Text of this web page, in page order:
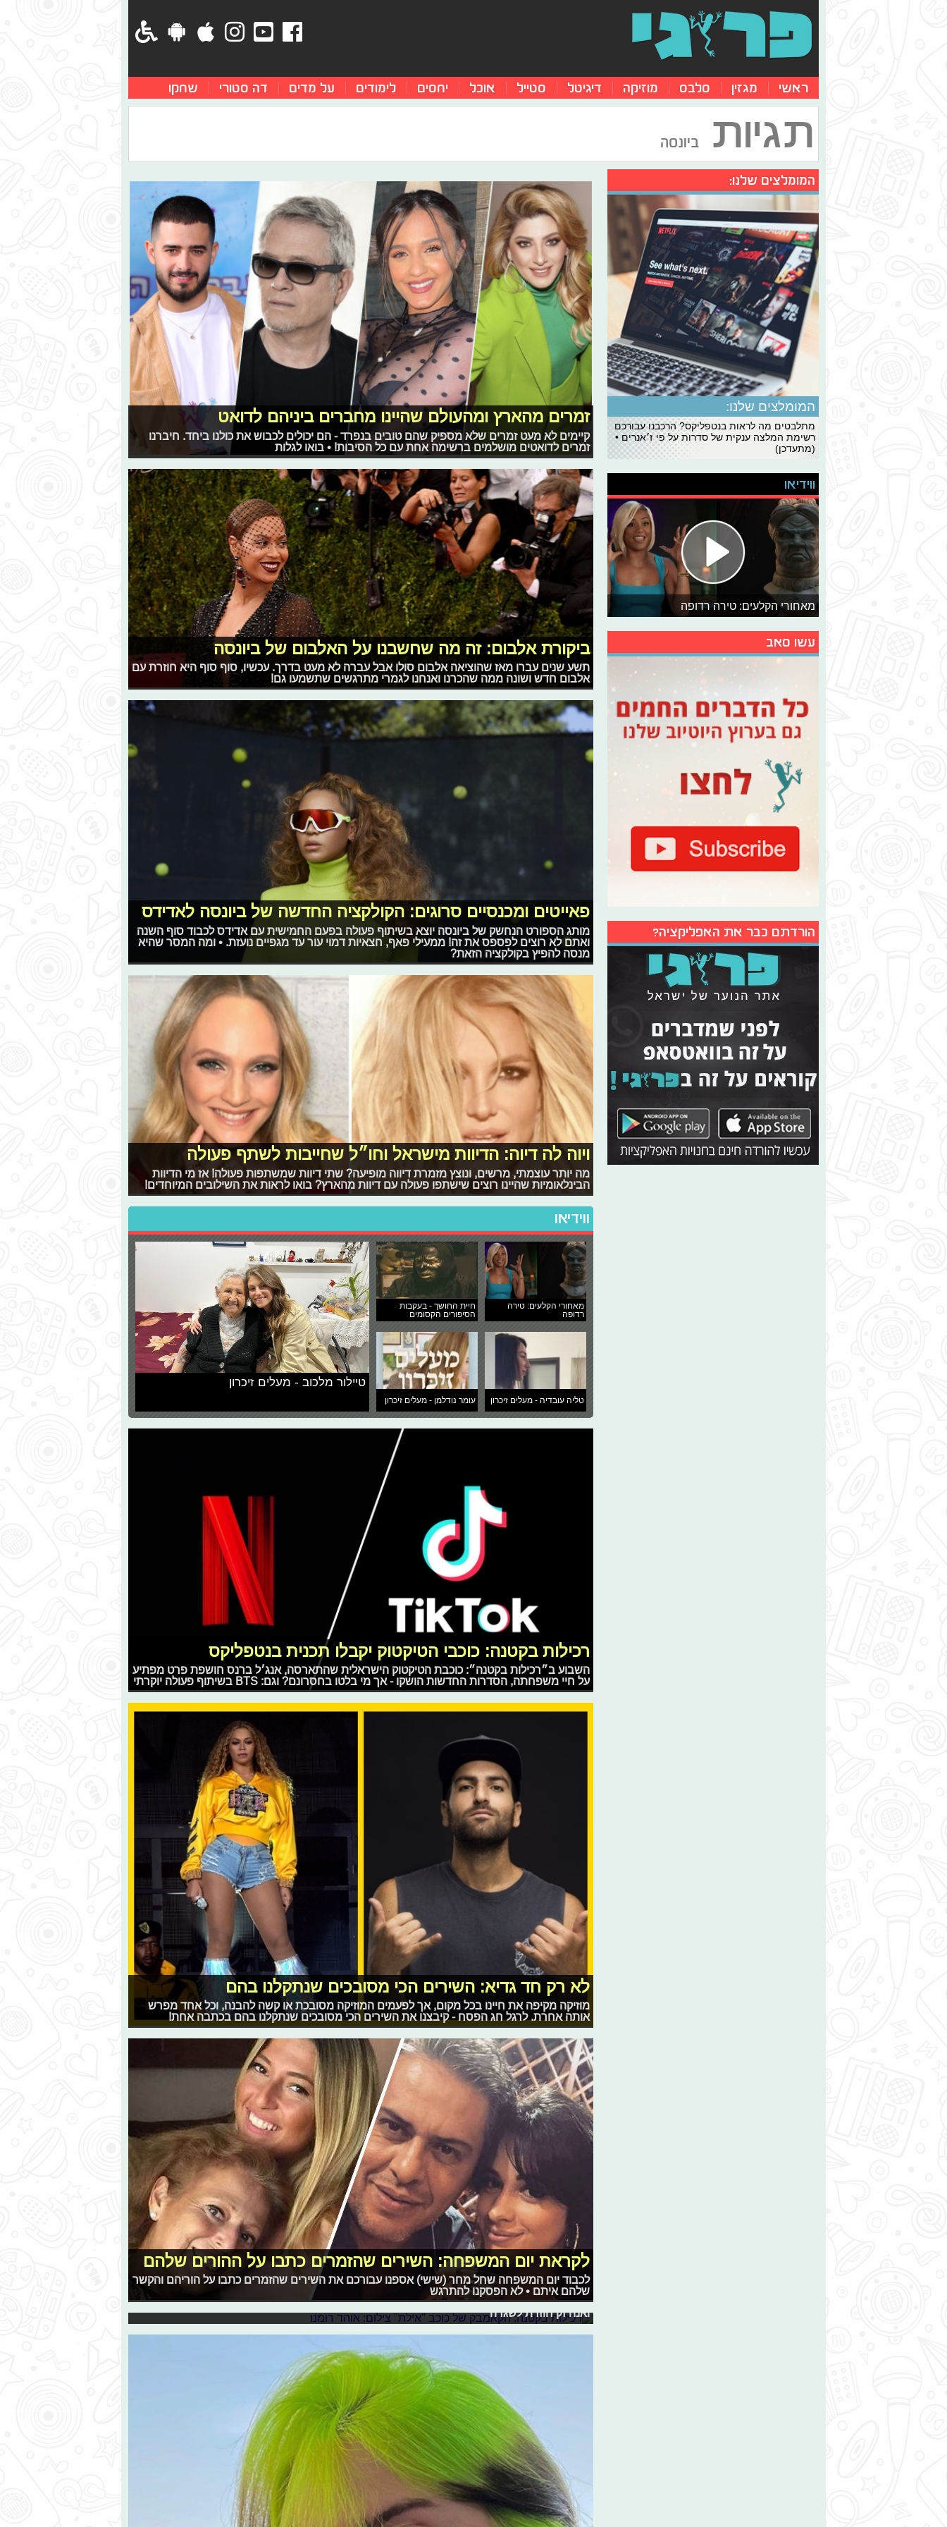
ראשי מגזין סלבס מוזיקה דיגיטל סטייל אוכל יחסים לימודים על מדים דה סטורי שחקו
תגיות ביונסה
זמרים מהארץ ומהעולם שהיינו מחברים ביניהם לדואט
קיימים לא מעט זמרים שלא מספיק שהם טובים בנפרד - הם יכולים לכבוש את כולנו ביחד. חיברנו
זמרים לדואטים מושלמים ברשימה אחת עם כל הסיבות! • בואו לגלות
ביקורת אלבום: זה מה שחשבנו על האלבום של ביונסה
תשע שנים עברו מאז שהוציאה אלבום סולו אבל עברה לא מעט בדרך. עכשיו, סוף סוף היא חוזרת עם
אלבום חדש ושונה ממה שהכרנו ואנחנו לגמרי מתרגשים שתשמעו גם!
פאייטים ומכנסיים סרוגים: הקולקציה החדשה של ביונסה לאדידס
מותג הספורט הנחשק של ביונסה יוצא בשיתוף פעולה בפעם החמישית עם אדידס לכבוד סוף השנה
ואתם לא רוצים לפספס את זה! ממעילי פאף, חצאיות דמוי עור עד מגפיים נועזת. • ומה המסר שהיא
מנסה להפיץ בקולקציה הזאת?
ויוה לה דיוה: הדיוות מישראל וחו״ל שחייבות לשתף פעולה
מה יותר עוצמתי, מרשים, ונוצץ מזמרת דיווה מופיעה? שתי דיוות שמשתפות פעולה! אז מי הדיוות
הבינלאומיות שהיינו רוצים שישתפו פעולה עם דיוות מהארץ? בואו לראות את השילובים המיוחדים!
ווידיאו
מאחורי הקלעים: טירה
רדופה
חיית החושך - בעקבות
הסיפורים הקסומים
טליה עובדיה - מעלים זיכרון עומר נודלמן - מעלים זיכרון
טיילור מלכוב - מעלים זיכרון
רכילות בקטנה: כוכבי הטיקטוק יקבלו תכנית בנטפליקס
השבוע ב״רכילות בקטנה״: כוכבת הטיקטוק הישראלית שהתארסה, אנג׳ל ברנס חושפת פרט מפתיע
על חיי משפחתה, הסדרות החדשות הושקו - אך מי בלטו בחסרונם? וגם: BTS בשיתוף פעולה יוקרתי
לא רק חד גדיא: השירים הכי מסובכים שנתקלנו בהם
מוזיקה מקיפה את חיינו בכל מקום, אך לפעמים המוזיקה מסובכת או קשה להבנה, וכל אחד מפרש
אותה אחרת. לרגל חג הפסח - קיבצנו את השירים הכי מסובכים שנתקלנו בהם בכתבה אחת!
לקראת יום המשפחה: השירים שהזמרים כתבו על ההורים שלהם
לכבוד יום המשפחה שחל מחר (שישי) אספנו עבורכם את השירים שהזמרים כתבו על הוריהם והקשר
שלהם איתם • לא הפסקנו להתרגש
רכילות בקטנה: הקאמבק של כוכב "אילת"
השבוע ב"רכילות הקטנה": סיפור השוד של קרדשיאן מזווית אחרת, הזוג הוויראלי שהחליט על פרידה
ואנה זק חוזרת לשגרה
המומלצים שלנו:
המומלצים שלנו:
מתלבטים מה לראות בנטפליקס? הרכבנו עבורכם
רשימת המלצה ענקית של סדרות על פי ז׳אנרים •
(מתעדכן)
ווידיאו
מאחורי הקלעים: טירה רדופה
עשו סאב
הורדתם כבר את האפליקציה?